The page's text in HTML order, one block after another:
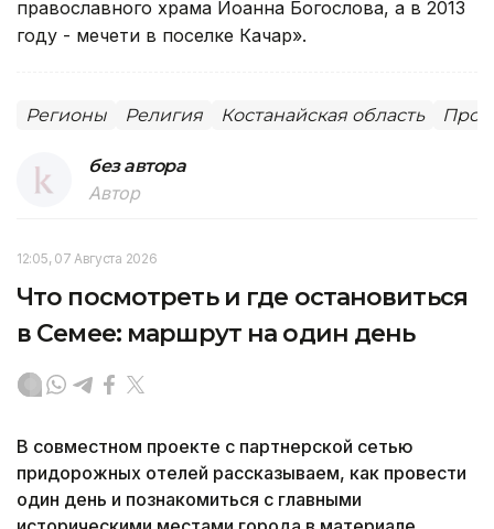
православного храма Иоанна Богослова, а в 2013
году - мечети в поселке Качар».
Регионы Религия Костанайская область
без автора
Автор
12:05, 07 Августа 2026
Что посмотреть и где остановиться
в Семее: маршрут на один день
В совместном проекте с партнерской сетью
придорожных отелей рассказываем, как провести
один день и познакомиться с главными